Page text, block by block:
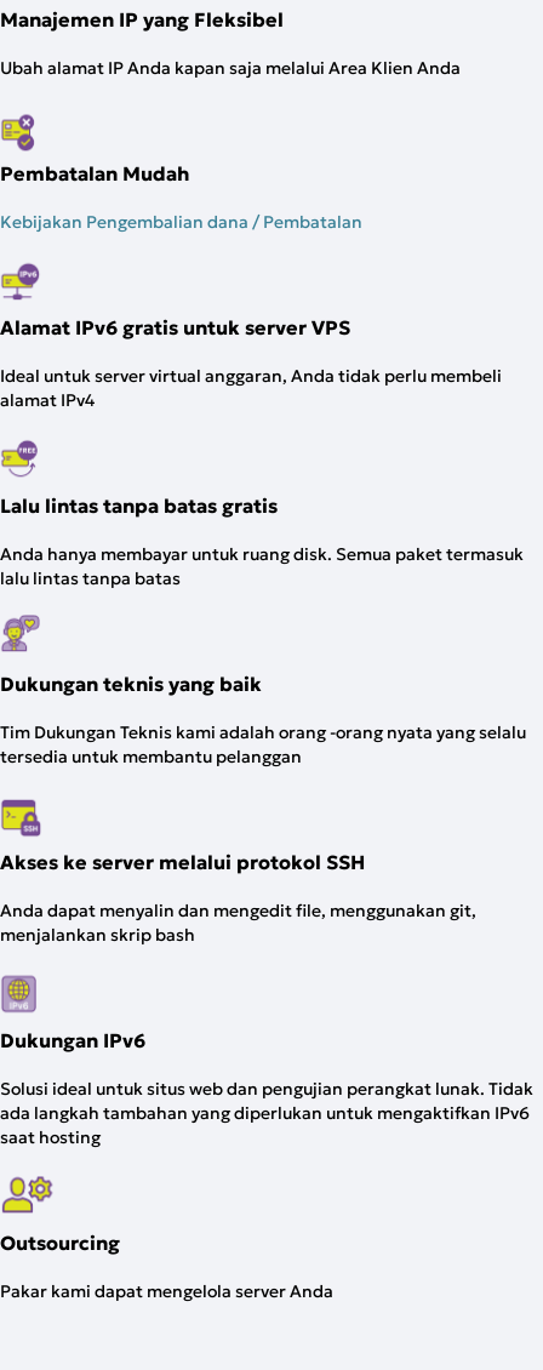
Manajemen IP yang Fleksibel
Ubah alamat IP Anda kapan saja melalui Area Klien Anda
Pembatalan Mudah
Kebijakan Pengembalian dana / Pembatalan
Alamat IPv6 gratis untuk server VPS
Ideal untuk server virtual anggaran, Anda tidak perlu membeli
alamat IPv4
Lalu lintas tanpa batas gratis
Anda hanya membayar untuk ruang disk. Semua paket termasuk
lalu lintas tanpa batas
Dukungan teknis yang baik
Tim Dukungan Teknis kami adalah orang -orang nyata yang selalu
tersedia untuk membantu pelanggan
Akses ke server melalui protokol SSH
Anda dapat menyalin dan mengedit file, menggunakan git,
menjalankan skrip bash
Dukungan IPv6
Solusi ideal untuk situs web dan pengujian perangkat lunak. Tidak
ada langkah tambahan yang diperlukan untuk mengaktifkan IPv6
saat hosting
Outsourcing
Pakar kami dapat mengelola server Anda